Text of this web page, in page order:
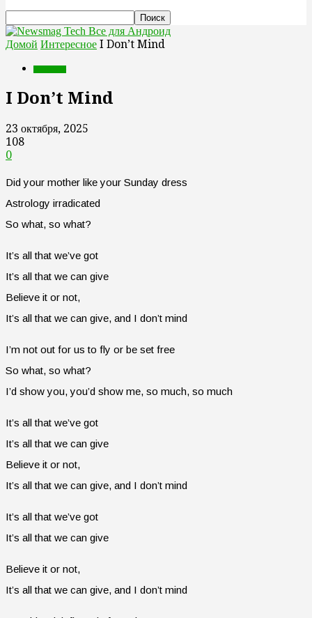
Все для Андроид
Домой Интересное I Don’t Mind
I Don’t Mind
23 октября, 2025
108
0
Did your mother like your Sunday dress
Astrology irradicated
So what, so what?
It’s all that we’ve got
It’s all that we can give
Believe it or not,
It’s all that we can give, and I don’t mind
I’m not out for us to fly or be set free
So what, so what?
I’d show you, you’d show me, so much, so much
It’s all that we’ve got
It’s all that we can give
Believe it or not,
It’s all that we can give, and I don’t mind
It’s all that we’ve got
It’s all that we can give
Believe it or not,
It’s all that we can give, and I don’t mind